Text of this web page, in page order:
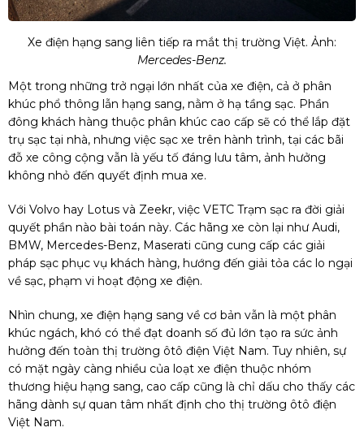
Xe điện hạng sang liên tiếp ra mắt thị trường Việt. Ảnh:
Mercedes-Benz.
Một trong những trở ngại lớn nhất của xe điện, cả ở phân
khúc phổ thông lẫn hạng sang, nằm ở hạ tầng sạc. Phần
đông khách hàng thuộc phân khúc cao cấp sẽ có thể lắp đặt
trụ sạc tại nhà, nhưng việc sạc xe trên hành trình, tại các bãi
đỗ xe công cộng vẫn là yếu tố đáng lưu tâm, ảnh hưởng
không nhỏ đến quyết định mua xe.
Với Volvo hay Lotus và Zeekr, việc VETC Trạm sạc ra đời giải
quyết phần nào bài toán này. Các hãng xe còn lại như Audi,
BMW, Mercedes-Benz, Maserati cũng cung cấp các giải
pháp sạc phục vụ khách hàng, hướng đến giải tỏa các lo ngại
về sạc, phạm vi hoạt động xe điện.
Nhìn chung, xe điện hạng sang về cơ bản vẫn là một phân
khúc ngách, khó có thể đạt doanh số đủ lớn tạo ra sức ảnh
hưởng đến toàn thị trường ôtô điện Việt Nam. Tuy nhiên, sự
có mặt ngày càng nhiều của loạt xe điện thuộc nhóm
thương hiệu hạng sang, cao cấp cũng là chỉ dấu cho thấy các
hãng dành sự quan tâm nhất định cho thị trường ôtô điện
Việt Nam.